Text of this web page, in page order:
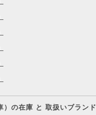
）の在庫 と 取扱いブランド